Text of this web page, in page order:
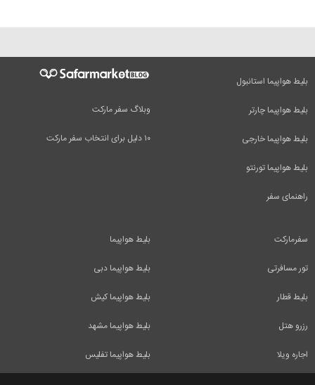
وبلاگ سفر مارکت
۱۰ دلیل برای انتخاب سفر مارکت
بلیط هواپیما استانبول
بلیط هواپیما چارتر
بلیط هواپیما خارجی
بلیط هواپیما تورنتو
راهنمای سفر
بلیط هواپیما
بلیط هواپیما دبی
بلیط هواپیما کیش
بلیط هواپیما مشهد
بلیط هواپیما تفلیس
سفرمارکت
تور مسافرتی
بلیط قطار
رزرو هتل
اجاره ویلا